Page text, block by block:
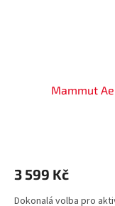
Mammut
3 599 Kč
Dokonalá volba pro